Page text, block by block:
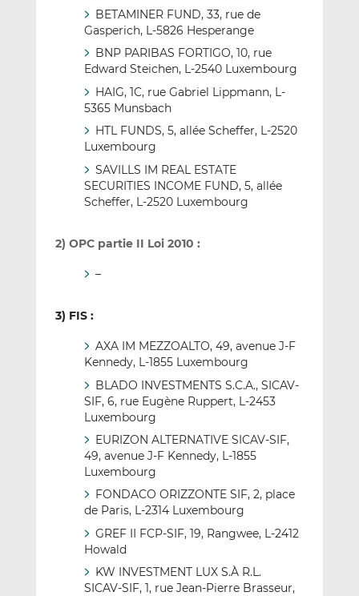
BETAMINER FUND, 33, rue de
Gasperich, L-5826 Hesperange
BNP PARIBAS FORTIGO, 10, rue
Edward Steichen, L-2540 Luxembourg
HAIG, 1C, rue Gabriel Lippmann, L-
5365 Munsbach
HTL FUNDS, 5, allée Scheffer, L-2520
Luxembourg
SAVILLS IM REAL ESTATE
SECURITIES INCOME FUND, 5, allée
Scheffer, L-2520 Luxembourg
2) OPC partie II Loi 2010 :
–
3) FIS :
AXA IM MEZZOALTO, 49, avenue J-F
Kennedy, L-1855 Luxembourg
BLADO INVESTMENTS S.C.A., SICAV-
SIF, 6, rue Eugène Ruppert, L-2453
Luxembourg
EURIZON ALTERNATIVE SICAV-SIF,
49, avenue J-F Kennedy, L-1855
Luxembourg
FONDACO ORIZZONTE SIF, 2, place
de Paris, L-2314 Luxembourg
GREF II FCP-SIF, 19, Rangwee, L-2412
Howald
KW INVESTMENT LUX S.À R.L.
SICAV-SIF, 1, rue Jean-Pierre Brasseur,